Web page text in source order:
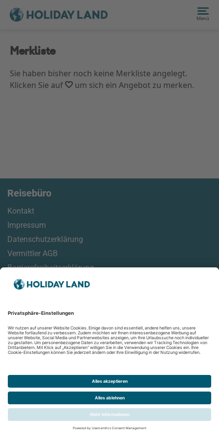
Menü
Merkliste
Sie haben bisher noch keine Merkliste angelegt.
Klicken Sie auf
um sich ein Angebot zu merken.
Reisebüro
Kontakt
Impressum
Datenschutzerklärung
Vermittler AGB
Barrierefreiheitserklärung
Reisehinweise
Reisemonitor
Online Check-In Informationen
Aktuelles
Newsletter
Folgen Sie uns auf: